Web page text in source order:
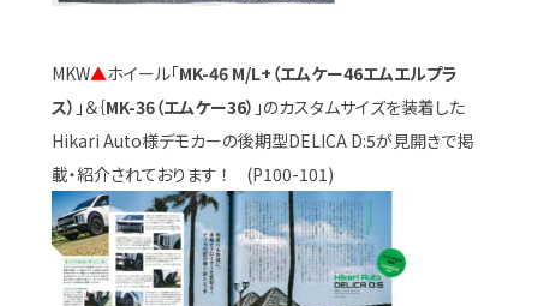
MKW▲ホイール「MK-46 M/L+（エムケー46エムエルプラ
ス） 」＆｛MK-36（エムケー36） 」のカスタムサイズを装着した
Hikari Auto様デモカーの後期型DELICA D:5が見開きで掲
載・紹介されております ！ (P100-101)